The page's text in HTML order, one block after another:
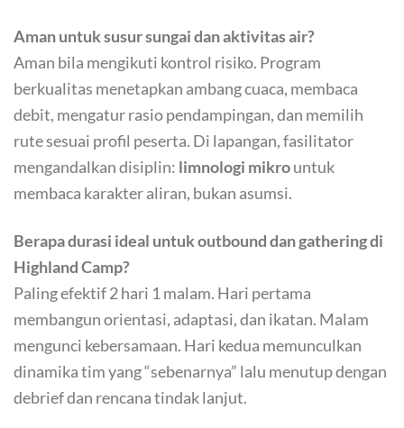
Aman untuk susur sungai dan aktivitas air?
Aman bila mengikuti kontrol risiko. Program
berkualitas menetapkan ambang cuaca, membaca
debit, mengatur rasio pendampingan, dan memilih
rute sesuai profil peserta. Di lapangan, fasilitator
mengandalkan disiplin: limnologi mikrountuk
membaca karakter aliran, bukan asumsi.
Berapa durasi ideal untuk outbound dan gathering di
Highland Camp?
Paling efektif 2 hari 1 malam. Hari pertama
membangun orientasi, adaptasi, dan ikatan. Malam
mengunci kebersamaan. Hari kedua memunculkan
dinamika tim yang “sebenarnya” lalu menutup dengan
debrief dan rencana tindak lanjut.